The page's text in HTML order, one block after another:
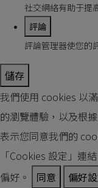
社交網絡有助于提
評論
評論管理器使您的
儲存
我們使用 cookies 以
的瀏覽體驗，以及根
表示您同意我們的
「Cookies 設定」連
偏好。
同意 偏好